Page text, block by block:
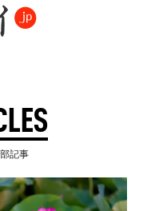
記事